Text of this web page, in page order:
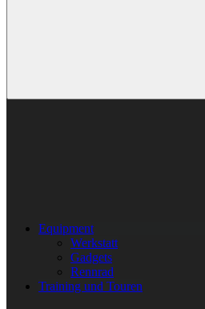
Equipment
Werkstatt
Gadgets
Rennrad
Training und Touren